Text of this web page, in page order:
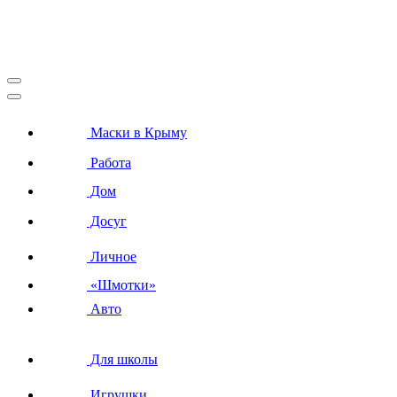
Маски в Крыму
Работа
Дом
Досуг
Личное
«Шмотки»
Авто
Для школы